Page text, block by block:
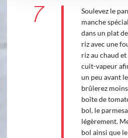
7
Soulevez le
manche
dans un plat
riz avec une
riz au chaud
cuit-vapeur
un peu avant
brûlerez
boîte de
bol, le
légèrement.
bol ainsi que